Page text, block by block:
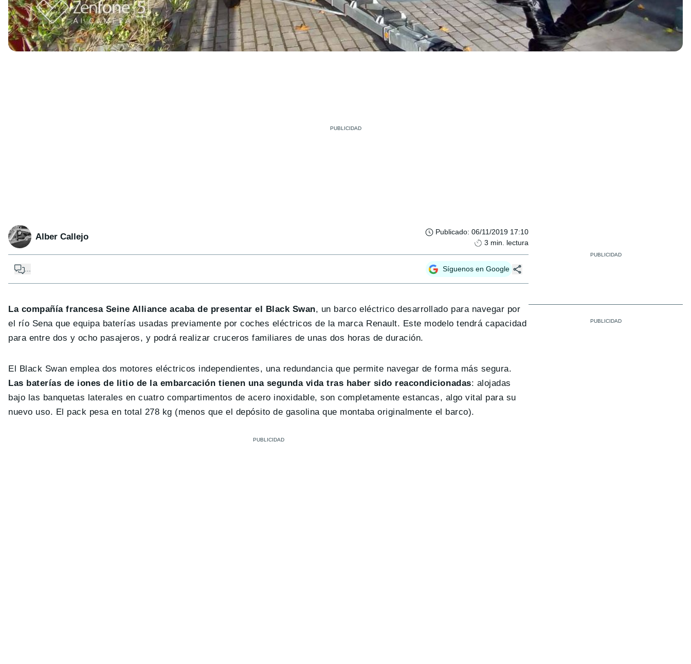
Alber Callejo Publicado: 06/11/2019 17:10
3 min. lectura
Síguenos en Google
La compañía francesa Seine Alliance acaba de presentar el Black Swan, un barco eléctrico desarrollado para navegar por
el río Sena que equipa baterías usadas previamente por coches eléctricos de la marca Renault. Este modelo tendrá capacidad
para entre dos y ocho pasajeros, y podrá realizar cruceros familiares de unas dos horas de duración.
El Black Swan emplea dos motores eléctricos independientes, una redundancia que permite navegar de forma más segura.
Las baterías de iones de litio de la embarcación tienen una segunda vida tras haber sido reacondicionadas: alojadas
bajo las banquetas laterales en cuatro compartimentos de acero inoxidable, son completamente estancas, algo vital para su
nuevo uso. El pack pesa en total 278 kg (menos que el depósito de gasolina que montaba originalmente el barco).